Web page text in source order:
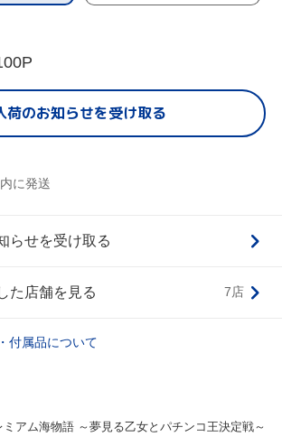
荷のお知らせを受け取る
に発送
らせを受け取る
た店舗を見る 7店
付属品について
アム海物語 ～夢見る乙女とパチンコ王決定戦～